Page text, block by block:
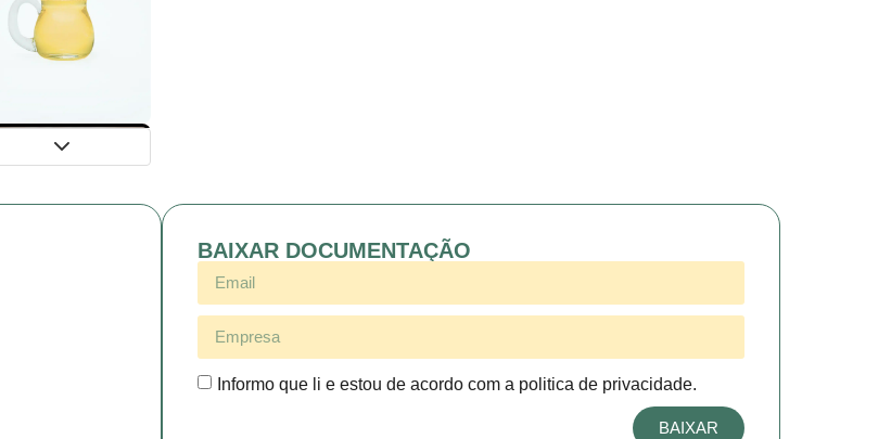
BAIXAR DOCUMENTAÇÃO
Informo que li e estou de acordo com a politica de privacidade.
BAIXAR